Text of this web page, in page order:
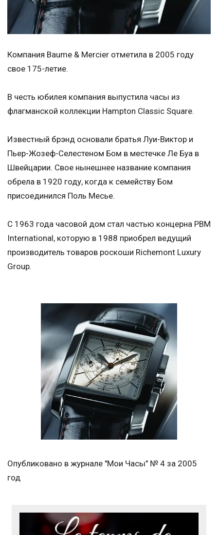
Компания Baume & Mercier отметила в 2005 году
свое 175-летие.
В честь юбилея компания выпустила часы из
флагманской коллекции Hampton Classic Square.
Известный брэнд основали братья Луи-Виктор и
Пьер-Жозеф-Селестеном Бом в местечке Ле Буа в
Швейцарии. Свое нынешнее название компания
обрела в 1920 году, когда к семейству Бом
присоединился Поль Месье.
С 1963 года часовой дом стал частью концерна PBM
International, которую в 1988 приобрел ведущий
производитель товаров роскоши Richemont Luxury
Group.
Опубликовано в журнале "Мои Часы" № 4 за 2005
год